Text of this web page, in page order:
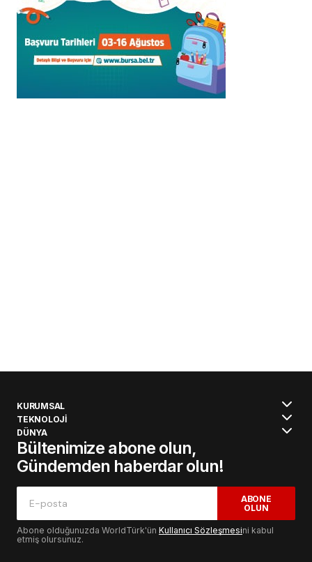
KURUMSAL
TEKNOLOJİ
DÜNYA
Bültenimize abone olun,
Gündemden haberdar olun!
ABONE
OLUN
Abone olduğunuzda WorldTürk'ün Kullanıcı Sözleşmesini kabul
etmiş olursunuz.